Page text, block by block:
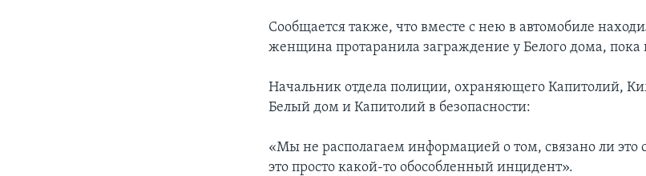
Сообщается также, что вместе с нею в автомобиле
женщина протаранила заграждение у Белого дома, пока
Начальник отдела полиции, охраняющего Капитолий,
Белый дом и Капитолий в безопасности:
«Мы не располагаем информацией о том, связано ли это
это просто какой-то обособленный инцидент».